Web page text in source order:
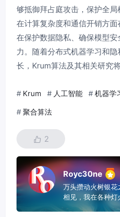
够抵御拜占庭攻击，保护全
在计算复杂度和通信开销方
在保护数据隐私、确保模型
力。随着分布式机器学习和
长，Krum算法及其相关研究
# Krum # 人工智能 # 机器学
# 聚合算法
2
Royc30ne
万头攒动火树银
相见，我在各种灯